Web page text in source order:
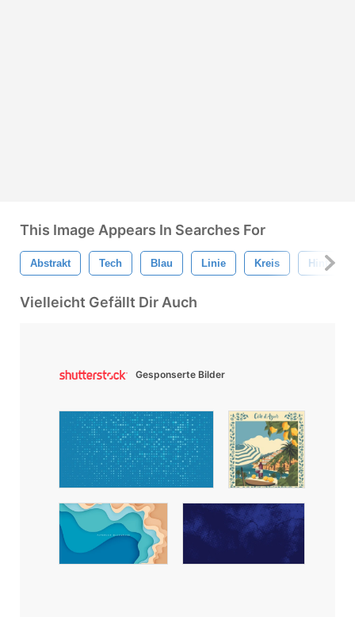
This Image Appears In Searches For
Abstrakt Tech Blau Linie Kreis
Vielleicht Gefällt Dir Auch
Gesponserte Bilder